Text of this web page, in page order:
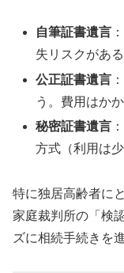
自筆証書遺言
失リスクがある
公正証書遺言
う。費用はか
秘密証書遺言
方式（利用は少
特に独居高齢者に
家庭裁判所の「検
ズに相続手続きを